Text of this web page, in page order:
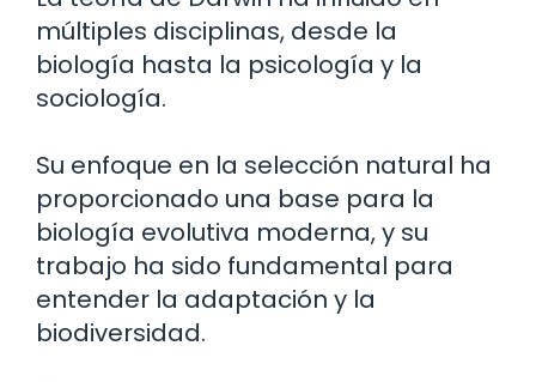
múltiples disciplinas, desde la
biología hasta la psicología y la
sociología.
Su enfoque en la selección natural ha
proporcionado una base para la
biología evolutiva moderna, y su
trabajo ha sido fundamental para
entender la adaptación y la
biodiversidad.